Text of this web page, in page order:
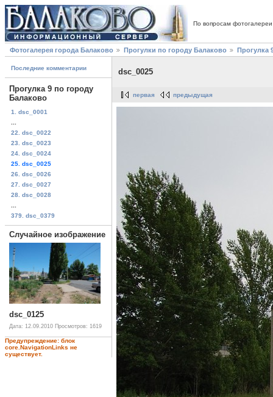
По вопросам
Фотогалерея города Балаково Прогулки по городу Балаково Прогулка
Последние комментарии
Прогулка 9 по городу
Балаково
1. dsc_0001
22. dsc_0022
23. dsc_0023
24. dsc_0024
25. dsc_0025
26. dsc_0026
27. dsc_0027
28. dsc_0028
379. dsc_0379
Случайное изображение
dsc_0125
Дата: 12.09.2010 Просмотров: 1619
Предупреждение: блок
core.NavigationLinks не
существует.
dsc_0025
первая предыдущая